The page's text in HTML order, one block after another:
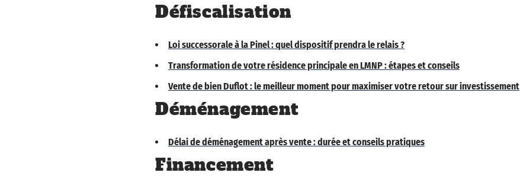
Défiscalisation
Loi successorale à la Pinel : quel dispositif prendra le relais ?
Transformation de votre résidence principale en LMNP : étapes et conseils
Vente de bien Duflot : le meilleur moment pour maximiser votre retour sur investissement
Déménagement
Délai de déménagement après vente : durée et conseils pratiques
Financement